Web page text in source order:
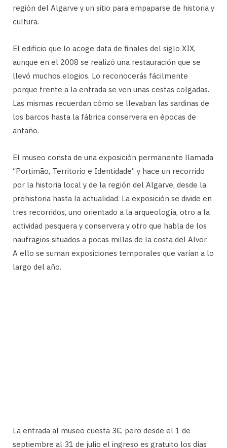
región del Algarve y un sitio para empaparse de historia y
cultura.
El edificio que lo acoge data de finales del siglo XIX,
aunque en el 2008 se realizó una restauración que se
llevó muchos elogios. Lo reconocerás fácilmente
porque frente a la entrada se ven unas cestas colgadas.
Las mismas recuerdan cómo se llevaban las sardinas de
los barcos hasta la fábrica conservera en épocas de
antaño.
El museo consta de una exposición permanente llamada
“Portimão, Territorio e Identidade” y hace un recorrido
por la historia local y de la región del Algarve, desde la
prehistoria hasta la actualidad. La exposición se divide en
tres recorridos, uno orientado a la arqueología, otro a la
actividad pesquera y conservera y otro que habla de los
naufragios situados a pocas millas de la costa del Alvor.
A ello se suman exposiciones temporales que varían a lo
largo del año.
La entrada al museo cuesta 3€, pero desde el 1 de
septiembre al 31 de julio el ingreso es gratuito los días